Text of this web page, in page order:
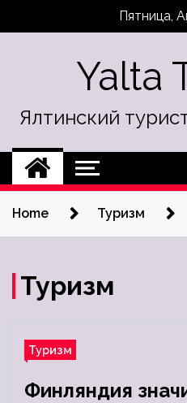
Пятница,
Yalta
Ялтинский
Home Туризм
Туризм
Туризм
Финляндия